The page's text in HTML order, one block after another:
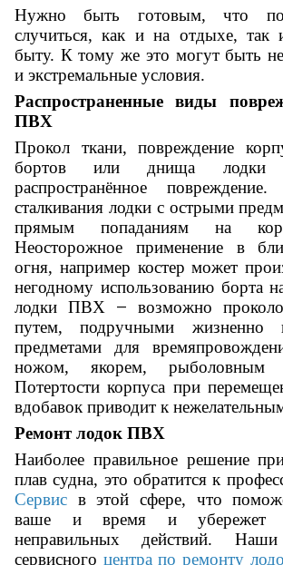
Нужно быть готовым, что
случиться, как и на отдыхе,
быту. К тому же это могут быть
и экстремальные условия.
Распространенные виды
ПВХ
Прокол ткани, повреждение
бортов или днища лодки
распространённое
сталкивания лодки с острыми
прямым попаданиям на
Неосторожное применение в
огня, например костер может
негодному использованию борта
лодки ПВХ
—
возможно
путем, подручными жизненно
предметами для
ножом, якорем, рыболовным
Потертости корпуса при
вдобавок приводит к
Ремонт лодок ПВХ
Наиболее правильное решение
плав судна, это обратится к
Сервис в этой сфере, что
ваше и время и убережет
неправильных действий. Наши
сервисного центра по ремонту